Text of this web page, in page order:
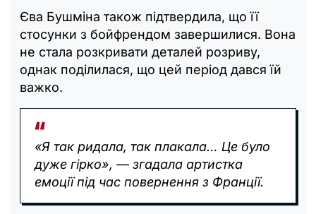
Єва Бушміна також підтвердила, що її
стосунки з бойфрендом завершилися. Вона
не стала розкривати деталей розриву,
однак поділилася, що цей період дався їй
важко.
«Я так ридала, так плакала… Це було
дуже гірко», — згадала артистка
емоції під час повернення з Франції.